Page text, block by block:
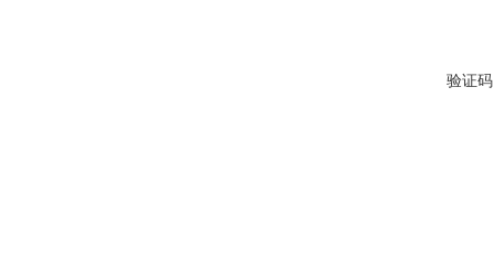
验证